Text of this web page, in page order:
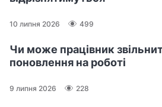
10 липня 2026 499
Чи може працівник
поновлення на роботі
9 липня 2026 228